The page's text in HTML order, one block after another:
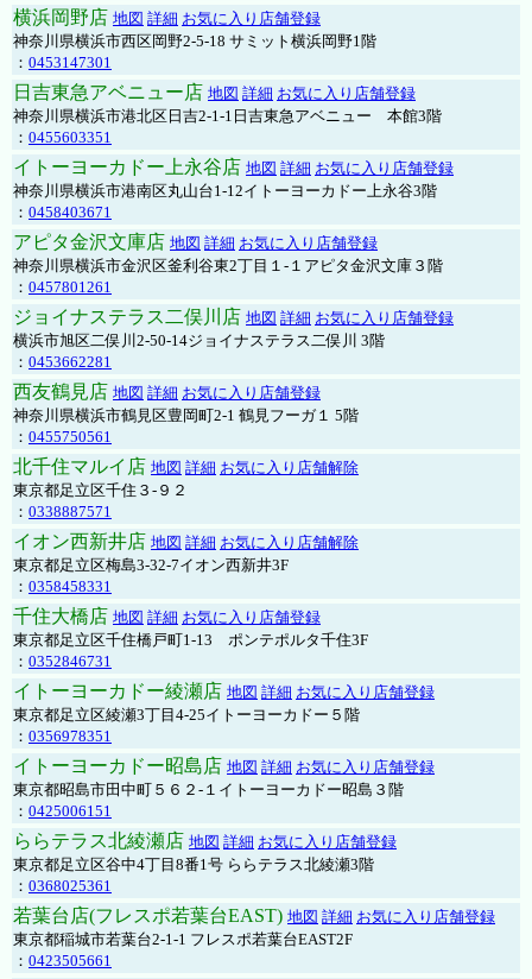
横浜岡野店 地図 詳細 お気に入り店舗登録
神奈川県横浜市西区岡野2-5-18 サミット横浜岡野1階
： 0453147301
日吉東急アベニュー店 地図 詳細 お気に入り店舗登録
神奈川県横浜市港北区日吉2-1-1日吉東急アベニュー 本館3階
： 0455603351
イトーヨーカドー上永谷店 地図 詳細 お気に入り店舗登録
神奈川県横浜市港南区丸山台1-12イトーヨーカドー上永谷3階
： 0458403671
アピタ金沢文庫店 地図 詳細 お気に入り店舗登録
神奈川県横浜市金沢区釜利谷東2丁目１-１アピタ金沢文庫３階
： 0457801261
ジョイナステラス二俣川店 地図 詳細 お気に入り店舗登録
横浜市旭区二俣川2-50-14ジョイナステラス二俣川 3階
： 0453662281
西友鶴見店 地図 詳細 お気に入り店舗登録
神奈川県横浜市鶴見区豊岡町2-1 鶴見フーガ１ 5階
： 0455750561
北千住マルイ店 地図 詳細 お気に入り店舗解除
東京都足立区千住３-９２
： 0338887571
イオン西新井店 地図 詳細 お気に入り店舗解除
東京都足立区梅島3-32-7イオン西新井3F
： 0358458331
千住大橋店 地図 詳細 お気に入り店舗登録
東京都足立区千住橋戸町1-13 ポンテポルタ千住3F
： 0352846731
イトーヨーカドー綾瀬店 地図 詳細 お気に入り店舗登録
東京都足立区綾瀬3丁目4-25イトーヨーカドー５階
： 0356978351
イトーヨーカドー昭島店 地図 詳細 お気に入り店舗登録
東京都昭島市田中町５６２-１イトーヨーカドー昭島３階
： 0425006151
ららテラス北綾瀬店 地図 詳細 お気に入り店舗登録
東京都足立区谷中4丁目8番1号 ららテラス北綾瀬3階
： 0368025361
若葉台店(フレスポ若葉台EAST) 地図 詳細 お気に入り店舗登録
東京都稲城市若葉台2-1-1 フレスポ若葉台EAST2F
： 0423505661